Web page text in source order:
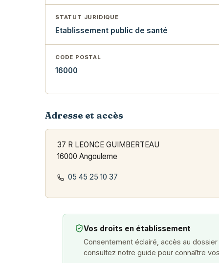
STATUT JURIDIQUE
Etablissement public de santé
CODE POSTAL
16000
Adresse et accès
37 R LEONCE GUIMBERTEAU
16000 Angouleme
05 45 25 10 37
Vos droits en établissement
Consentement éclairé, accès au
consultez notre guide pour connaître